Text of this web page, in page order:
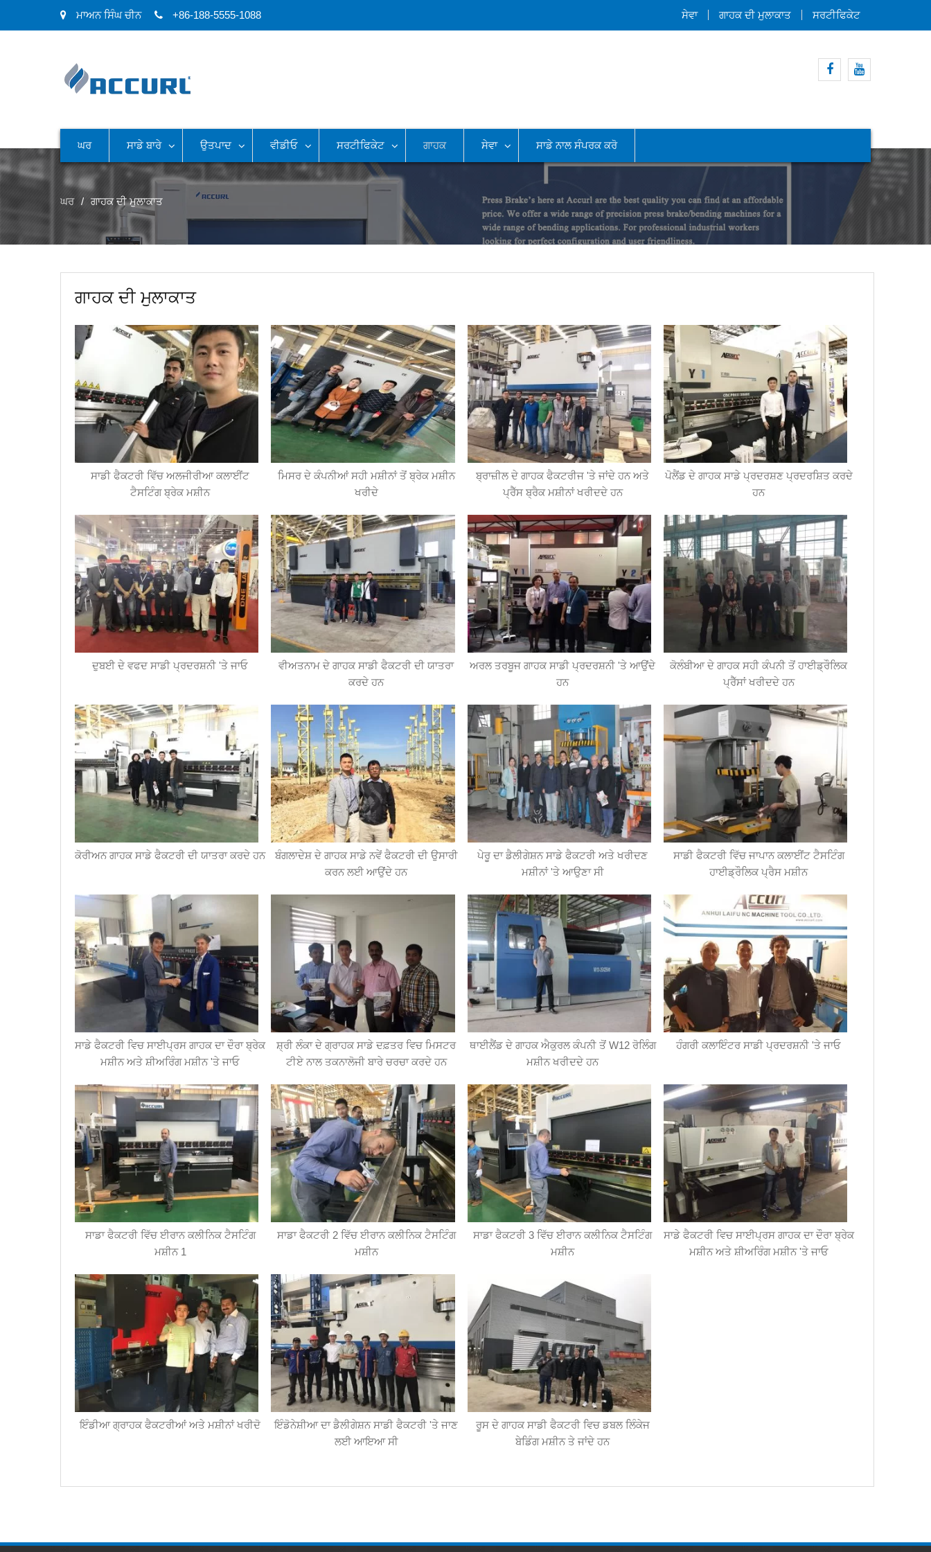
ਮਾਅਨ ਸਿੰਘ ਚੀਨ +86-188-5555-1088 ਸੇਵਾ ਗਾਹਕ ਦੀ ਮੁਲਾਕਾਤ ਸਰਟੀਫਿਕੇਟ
ਘਰ ਸਾਡੇ ਬਾਰੇ ਉਤਪਾਦ ਵੀਡੀਓ ਸਰਟੀਫਿਕੇਟ ਗਾਹਕ ਸੇਵਾ ਸਾਡੇ ਨਾਲ ਸੰਪਰਕ ਕਰੋ
ਘਰ ਗਾਹਕ ਦੀ ਮੁਲਾਕਾਤ
ਗਾਹਕ ਦੀ ਮੁਲਾਕਾਤ
ਸਾਡੀ ਫੈਕਟਰੀ ਵਿੱਚ ਅਲਜੀਰੀਆ ਕਲਾਈਂਟ
ਟੈਸਟਿੰਗ ਬ੍ਰੇਕ ਮਸ਼ੀਨ
ਮਿਸਰ ਦੇ ਕੰਪਨੀਆਂ ਸਹੀ ਮਸ਼ੀਨਾਂ ਤੋਂ ਬ੍ਰੇਕ ਮਸ਼ੀਨ
ਖਰੀਦੇ
ਬ੍ਰਾਜ਼ੀਲ ਦੇ ਗਾਹਕ ਫੈਕਟਰੀਜ 'ਤੇ ਜਾਂਦੇ ਹਨ ਅਤੇ
ਪ੍ਰੈੱਸ ਬ੍ਰੈਕ ਮਸ਼ੀਨਾਂ ਖਰੀਦਦੇ ਹਨ
ਪੋਲੈਂਡ ਦੇ ਗਾਹਕ ਸਾਡੇ ਪ੍ਰਦਰਸ਼ਣ ਪ੍ਰਦਰਸ਼ਿਤ ਕਰਦੇ
ਹਨ
ਦੁਬਈ ਦੇ ਵਫਦ ਸਾਡੀ ਪ੍ਰਦਰਸ਼ਨੀ 'ਤੇ ਜਾਓ
ਵੀਅਤਨਾਮ ਦੇ ਗਾਹਕ ਸਾਡੀ ਫੈਕਟਰੀ ਦੀ ਯਾਤਰਾ
ਕਰਦੇ ਹਨ
ਅਰਲ ਤਰਬੂਜ ਗਾਹਕ ਸਾਡੀ ਪ੍ਰਦਰਸ਼ਨੀ 'ਤੇ ਆਉਂਦੇ
ਹਨ
ਕੋਲੰਬੀਆ ਦੇ ਗਾਹਕ ਸਹੀ ਕੰਪਨੀ ਤੋਂ ਹਾਈਡ੍ਰੌਲਿਕ
ਪ੍ਰੈੱਸਾਂ ਖਰੀਦਦੇ ਹਨ
ਕੋਰੀਅਨ ਗਾਹਕ ਸਾਡੇ ਫੈਕਟਰੀ ਦੀ ਯਾਤਰਾ ਕਰਦੇ ਹਨ
ਬੰਗਲਾਦੇਸ਼ ਦੇ ਗਾਹਕ ਸਾਡੇ ਨਵੇਂ ਫੈਕਟਰੀ ਦੀ ਉਸਾਰੀ
ਕਰਨ ਲਈ ਆਉਂਦੇ ਹਨ
ਪੇਰੂ ਦਾ ਡੈਲੀਗੇਸ਼ਨ ਸਾਡੇ ਫੈਕਟਰੀ ਅਤੇ ਖਰੀਦਣ
ਮਸ਼ੀਨਾਂ 'ਤੇ ਆਉਣਾ ਸੀ
ਸਾਡੀ ਫੈਕਟਰੀ ਵਿੱਚ ਜਾਪਾਨ ਕਲਾਈਂਟ ਟੈਸਟਿੰਗ
ਹਾਈਡ੍ਰੌਲਿਕ ਪ੍ਰੈਸ ਮਸ਼ੀਨ
ਸਾਡੇ ਫੈਕਟਰੀ ਵਿਚ ਸਾਈਪ੍ਰਸ ਗਾਹਕ ਦਾ ਦੌਰਾ ਬ੍ਰੇਕ
ਮਸ਼ੀਨ ਅਤੇ ਸ਼ੀਅਰਿੰਗ ਮਸ਼ੀਨ 'ਤੇ ਜਾਓ
ਸ਼੍ਰੀ ਲੰਕਾ ਦੇ ਗ੍ਰਾਹਕ ਸਾਡੇ ਦਫ਼ਤਰ ਵਿਚ ਮਿਸਟਰ
ਟੀਏ ਨਾਲ ਤਕਨਾਲੋਜੀ ਬਾਰੇ ਚਰਚਾ ਕਰਦੇ ਹਨ
ਥਾਈਲੈਂਡ ਦੇ ਗਾਹਕ ਐਕੁਰਲ ਕੰਪਨੀ ਤੋਂ W12 ਰੋਲਿੰਗ
ਮਸ਼ੀਨ ਖਰੀਦਦੇ ਹਨ
ਹੰਗਰੀ ਕਲਾਇੰਟਰ ਸਾਡੀ ਪ੍ਰਦਰਸ਼ਨੀ 'ਤੇ ਜਾਓ
ਸਾਡਾ ਫੈਕਟਰੀ ਵਿੱਚ ਈਰਾਨ ਕਲੀਨਿਕ ਟੈਸਟਿੰਗ
ਮਸ਼ੀਨ 1
ਸਾਡਾ ਫੈਕਟਰੀ 2 ਵਿੱਚ ਈਰਾਨ ਕਲੀਨਿਕ ਟੈਸਟਿੰਗ
ਮਸ਼ੀਨ
ਸਾਡਾ ਫੈਕਟਰੀ 3 ਵਿੱਚ ਈਰਾਨ ਕਲੀਨਿਕ ਟੈਸਟਿੰਗ
ਮਸ਼ੀਨ
ਸਾਡੇ ਫੈਕਟਰੀ ਵਿਚ ਸਾਈਪ੍ਰਸ ਗਾਹਕ ਦਾ ਦੌਰਾ ਬ੍ਰੇਕ
ਮਸ਼ੀਨ ਅਤੇ ਸ਼ੀਅਰਿੰਗ ਮਸ਼ੀਨ 'ਤੇ ਜਾਓ
ਇੰਡੀਆ ਗ੍ਰਾਹਕ ਫੈਕਟਰੀਆਂ ਅਤੇ ਮਸ਼ੀਨਾਂ ਖਰੀਦੋ
ਇੰਡੋਨੇਸ਼ੀਆ ਦਾ ਡੈਲੀਗੇਸ਼ਨ ਸਾਡੀ ਫੈਕਟਰੀ 'ਤੇ ਜਾਣ
ਲਈ ਆਇਆ ਸੀ
ਰੂਸ ਦੇ ਗਾਹਕ ਸਾਡੀ ਫੈਕਟਰੀ ਵਿਚ ਡਬਲ ਲਿੰਕੇਜ
ਬੇਡਿੰਗ ਮਸ਼ੀਨ ਤੇ ਜਾਂਦੇ ਹਨ